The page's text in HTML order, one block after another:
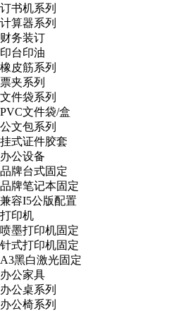
订书机系列
计算器系列
财务装订
印台印油
橡皮筋系列
票夹系列
文件袋系列
PVC文件袋/盒
公文包系列
挂式证件胶套
办公设备
品牌台式固定
品牌笔记本固定
兼容I5公版配置
打印机
喷墨打印机固定
针式打印机固定
A3黑白激光固定
办公家具
办公桌系列
办公椅系列